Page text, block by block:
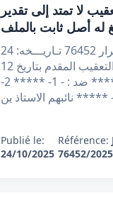
: رقابة محكمة التعقيب لا تمتد إلى تقدير
له أصل ثابت بالملف
الجمهــوريّة التـونـــسيّة وزارة العـــــــــدل محكمــــــة التعقــيب عـ ـدد القرار 76452 تـاريـــخه: 24
اكتوبر 2025 أصدرت محكمة التعقيب القرار التالي : بعد الإطلاع على مطلب التعقيب المقدم بتاريخ 12
اوت 2025 من الأستاذ ***** المحامي لدى التعقيب في حق : 1- ***** 2- ***** ضد : - 1- ***** 2-
Publié le:
24/10/2025
Référence:
76452/2025